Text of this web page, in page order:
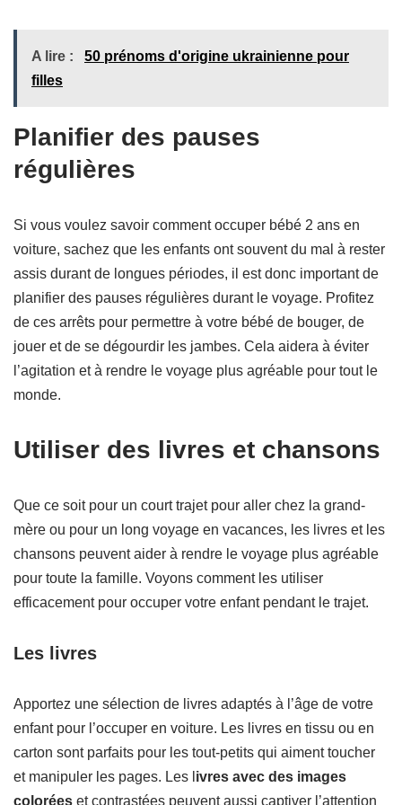
A lire :
50 prénoms d'origine ukrainienne pour
filles
Planifier des pauses
régulières
Si vous voulez savoir comment occuper bébé 2 ans en
voiture, sachez que les enfants ont souvent du mal à rester
assis durant de longues périodes, il est donc important de
planifier des pauses régulières durant le voyage. Profitez
de ces arrêts pour permettre à votre bébé de bouger, de
jouer et de se dégourdir les jambes. Cela aidera à éviter
l’agitation et à rendre le voyage plus agréable pour tout le
monde.
Utiliser des livres et chansons
Que ce soit pour un court trajet pour aller chez la grand-
mère ou pour un long voyage en vacances, les livres et les
chansons peuvent aider à rendre le voyage plus agréable
pour toute la famille. Voyons comment les utiliser
efficacement pour occuper votre enfant pendant le trajet.
Les livres
Apportez une sélection de livres adaptés à l’âge de votre
enfant pour l’occuper en voiture. Les livres en tissu ou en
carton sont parfaits pour les tout-petits qui aiment toucher
et manipuler les pages. Les l ivres avec des images
colorées et contrastées peuvent aussi captiver l’attention